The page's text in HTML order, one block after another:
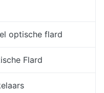
optische flard
Flard